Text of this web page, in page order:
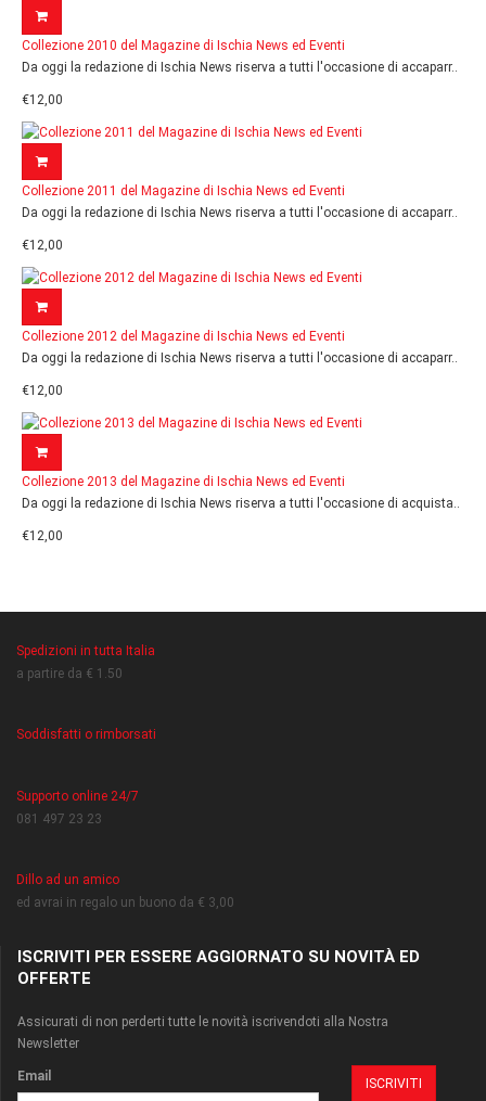
Collezione 2010 del Magazine di Ischia News ed Eventi
Da oggi la redazione di Ischia News riserva a tutti l'occasione di accaparr..
€12,00
Collezione 2011 del Magazine di Ischia News ed Eventi
Da oggi la redazione di Ischia News riserva a tutti l'occasione di accaparr..
€12,00
Collezione 2012 del Magazine di Ischia News ed Eventi
Da oggi la redazione di Ischia News riserva a tutti l'occasione di accaparr..
€12,00
Collezione 2013 del Magazine di Ischia News ed Eventi
Da oggi la redazione di Ischia News riserva a tutti l'occasione di acquista..
€12,00
Spedizioni in tutta Italia
a partire da € 1.50
Soddisfatti o rimborsati
Supporto online 24/7
081 497 23 23
Dillo ad un amico
ed avrai in regalo un buono da € 3,00
ISCRIVITI PER ESSERE AGGIORNATO SU NOVITÀ ED
OFFERTE
Assicurati di non perderti tutte le novità iscrivendoti alla Nostra
Newsletter
Email